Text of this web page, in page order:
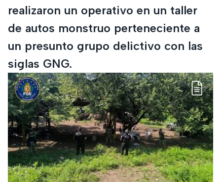
realizaron un operativo en un taller
de autos monstruo perteneciente a
un presunto grupo delictivo con las
siglas GNG.